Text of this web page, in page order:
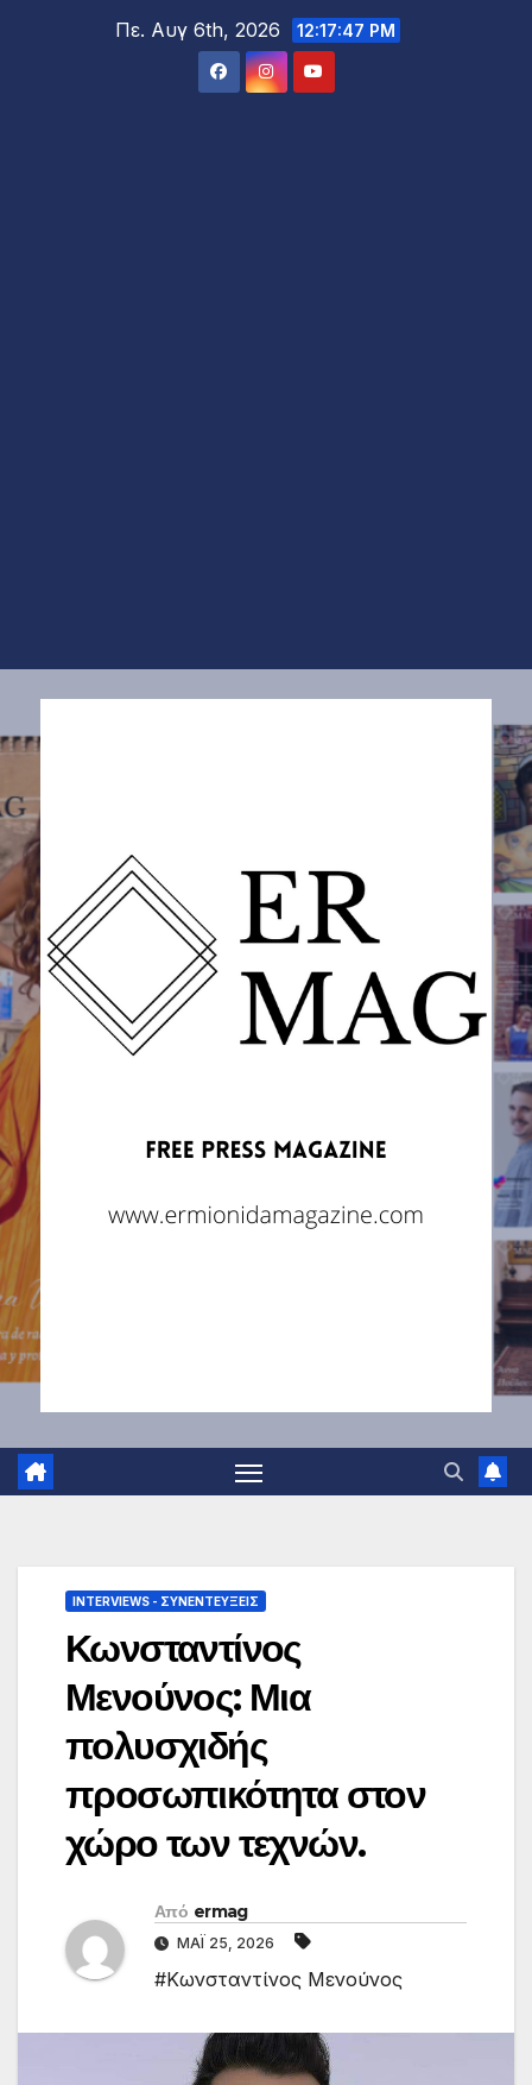
Πε. Αυγ 6th, 2026 12:17:48 PM
INTERVIEWS - ΣΥΝΕΝΤΕΎΞΕΙΣ
Κωνσταντίνος
Μενούνος: Μια
πολυσχιδής
προσωπικότητα στον
χώρο των τεχνών.
Από ermag
ΜΆΙ 25, 2026
#Κωνσταντίνος Μενούνος